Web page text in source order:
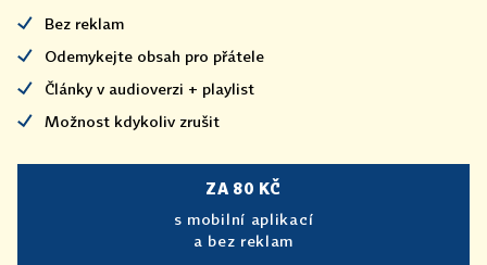
Bez reklam
Odemykejte obsah pro přátele
Články v audioverzi + playlist
Možnost kdykoliv zrušit
ZA 80 KČ
s mobilní aplikací
a bez reklam